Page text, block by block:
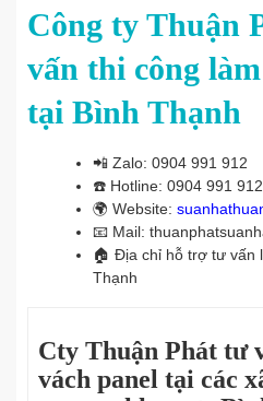
Công ty Thuận
vấn thi công
tại Bình Thạnh
📲 Zalo: 0904 991 912
☎️ Hotline: 0904 991 912
🌍 Website:
📧 Mail:
🏠 Địa chỉ hỗ trợ tư vấn
Thạnh
Cty Thuận Phát tư
vách panel tại các